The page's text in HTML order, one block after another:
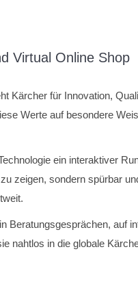
Virtual Online Shop
Kärcher für Innovation,
Werte auf besondere
ein interaktiver
zeigen, sondern spürbar
Beratungsgesprächen, auf
nahtlos in die globale